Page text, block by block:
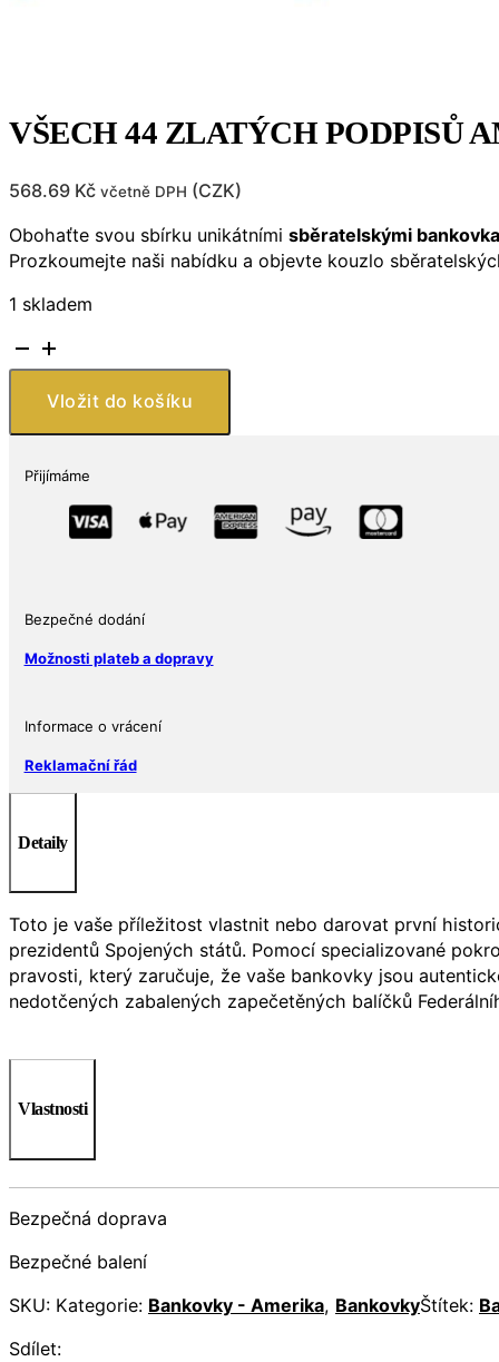
VŠECH 44 ZLATÝCH PODPISŮ
568.69 Kč včetně DPH (CZK)
Obohaťte svou sbírku unikátními sběratelskými
Prozkoumejte naši nabídku a objevte kouzlo
1 skladem
VŠECH
44
ZLATÝCH
PREZIDENTŮ
Oficiální
hodnotě
Vložit do košíku
Přijímáme
Bezpečné dodání
Možnosti plateb a dopravy
Informace o vrácení
Reklamační řád
Detaily
Toto je vaše příležitost vlastnit nebo darovat první
prezidentů Spojených států. Pomocí specializované
pravosti, který zaručuje, že vaše bankovky jsou
nedotčených zabalených zapečetěných balíčků
Vlastnosti
Bezpečná doprava
Bezpečné balení
SKU: Kategorie: Bankovky - Amerika, BankovkyŠtítek:
Sdílet: